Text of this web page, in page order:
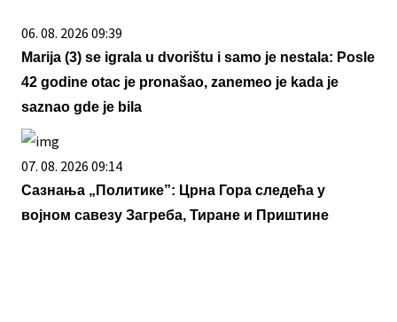
06. 08. 2026 09:39
Marija (3) se igrala u dvorištu i samo je nestala: Posle
42 godine otac je pronašao, zanemeo je kada je
saznao gde je bila
07. 08. 2026 09:14
Сазнања „Политике”: Црна Гора следећа у
војном савезу Загреба, Тиране и Приштине